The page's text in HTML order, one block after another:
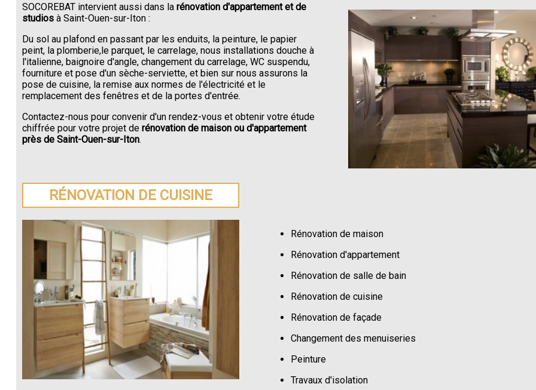
SOCOREBAT intervient aussi dans la rénovation d'appartement et de
studiosà Saint-Ouen-sur-Iton :
Du sol au plafond en passant par les enduits, la peinture, le papier
peint, la plomberie,le parquet, le carrelage, nous installations douche à
l'italienne, baignoire d'angle, changement du carrelage, WC suspendu,
fourniture et pose d'un sèche-serviette, et bien sur nous assurons la
pose de cuisine, la remise aux normes de l'électricité et le
remplacement des fenêtres et de la portes d'entrée.
Contactez-nous pour convenir d'un rendez-vous et obtenir votre étude
chiffrée pour votre projet derénovation de maison ou d'appartement
près de Saint-Ouen-sur-Iton.
RÉNOVATION DE CUISINE
Rénovation de maison
Rénovation d'appartement
Rénovation de salle de bain
Rénovation de cuisine
Rénovation de façade
Changement des menuiseries
Peinture
Travaux d'isolation